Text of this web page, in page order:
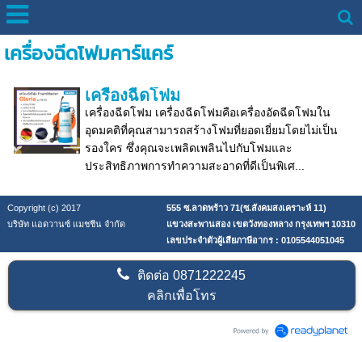
เครื่องฉีดโฟมคาร์แคร์
เครื่องฉีดโฟม
เครื่องฉีดโฟม เครื่องฉีดโฟมคือเครื่องอัดฉีดโฟมใน
อุดมคติที่คุณสามารถสร้างโฟมที่ยอดเยี่ยมโดยไม่เป็น
รองใคร ซึ่งคุณจะเพลิดเพลินไปกับโฟมและ
ประสิทธิภาพการทำความสะอาดที่ดีเป็นพิเศ...
Copyright (c) 2017
555 ซ.ลาดพร้าว 71(ซ.สังคมสงเคราะห์ 11)
บริษัท แอดวานซ์ แมชชีน จำกัด
แขวงสะพานสอง เขตวังทองหลาง กรุงเทพฯ 10310
เลขประจำตัวผู้เสียภาษีอากร : 0105544051045
ติดต่อ0871222245
คลิกเพื่อโทร